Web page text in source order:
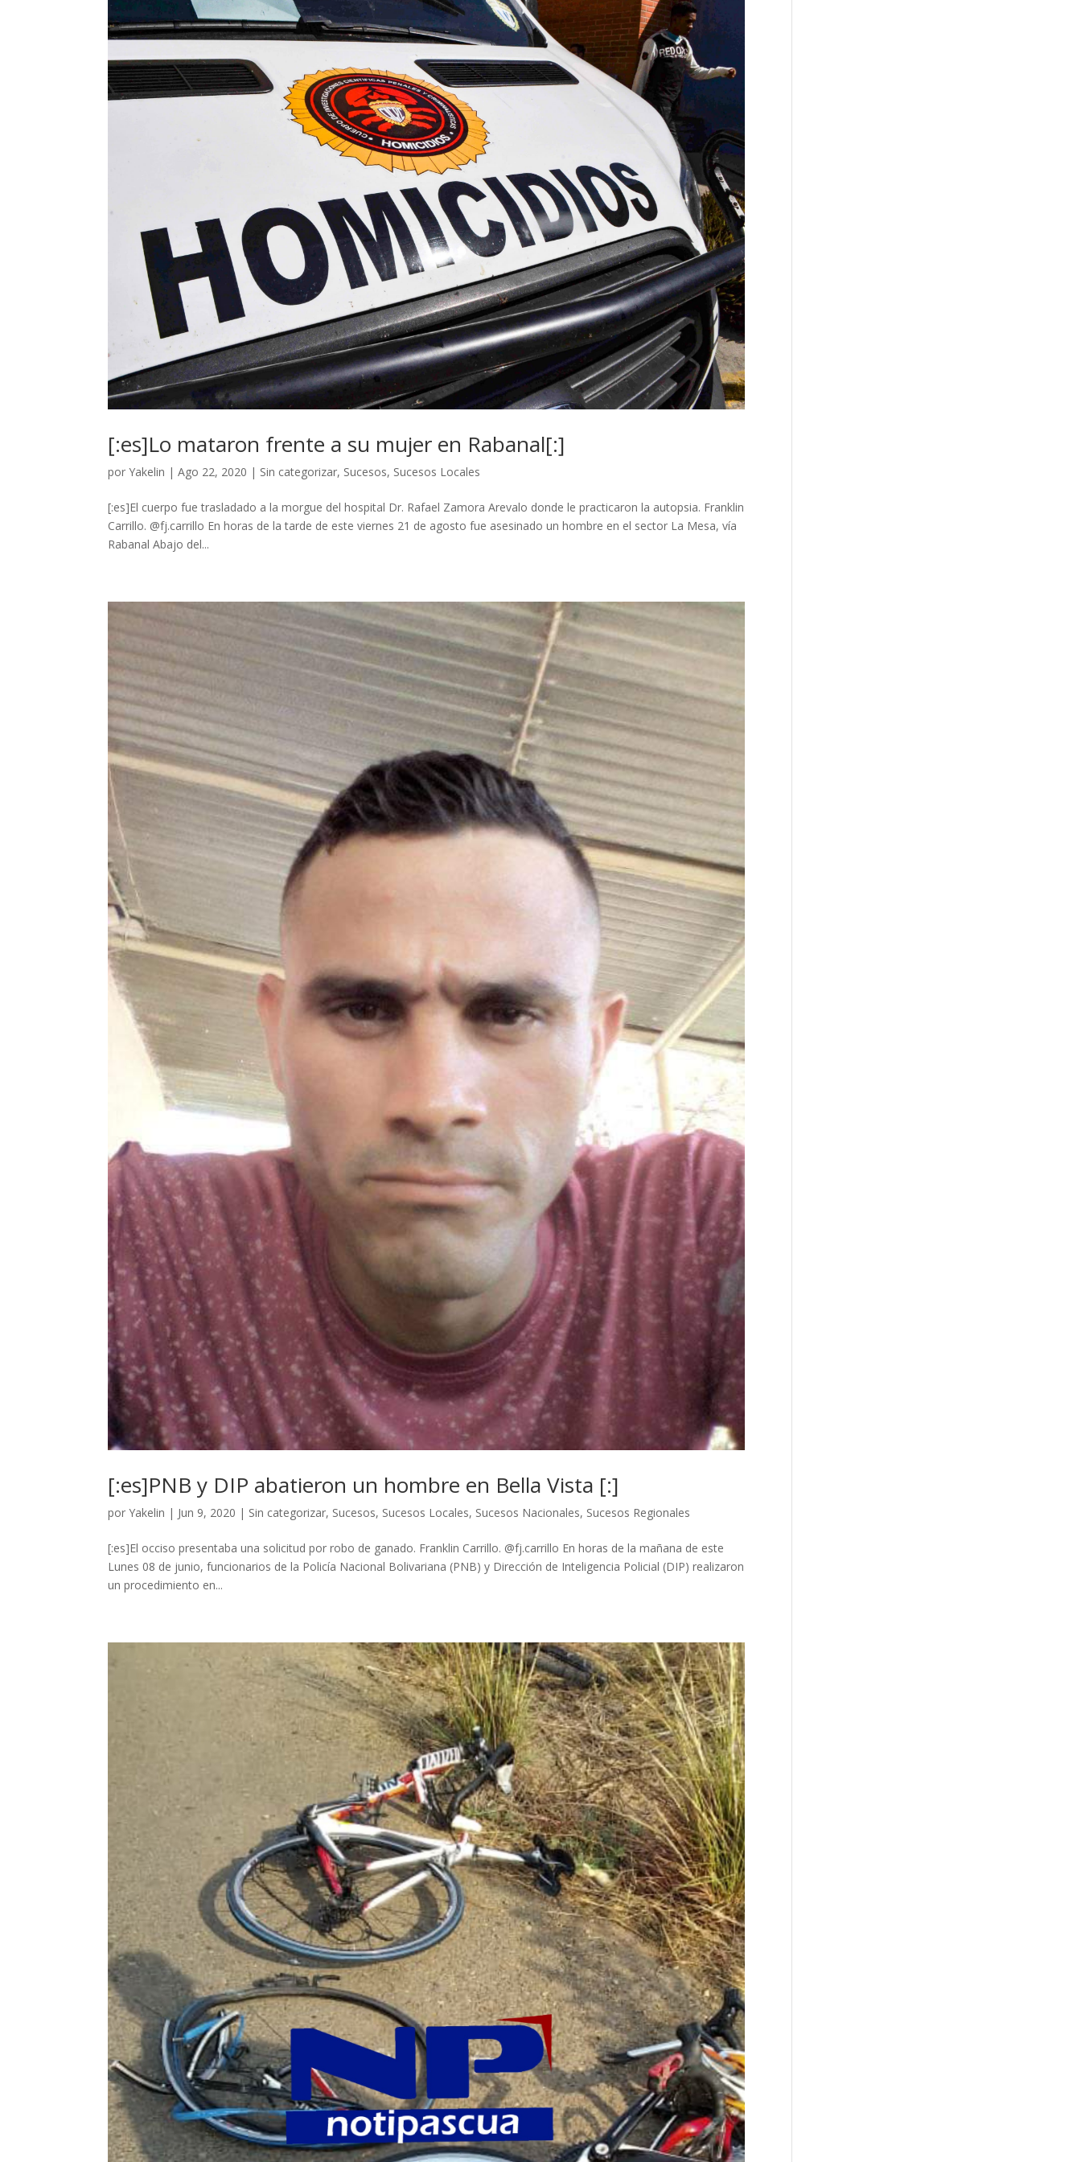
[:es]Lo mataron frente a su mujer en Rabanal[:]
porYakelin |Ago 22, 2020 | Sin categorizar, Sucesos, Sucesos Locales
[:es]El cuerpo fue trasladado a la morgue del hospital Dr. Rafael Zamora Arevalo donde le practicaron la autopsia. Franklin
Carrillo. @fj.carrillo En horas de la tarde de este viernes 21 de agosto fue asesinado un hombre en el sector La Mesa, vía
Rabanal Abajo del...
[:es]PNB y DIP abatieron un hombre en Bella Vista [:]
porYakelin | Jun 9, 2020 | Sin categorizar, Sucesos, Sucesos Locales, Sucesos Nacionales, Sucesos Regionales
[:es]El occiso presentaba una solicitud por robo de ganado. Franklin Carrillo. @fj.carrillo En horas de la mañana de este
Lunes 08 de junio, funcionarios de la Policía Nacional Bolivariana (PNB) y Dirección de Inteligencia Policial (DIP) realizaron
un procedimiento en...